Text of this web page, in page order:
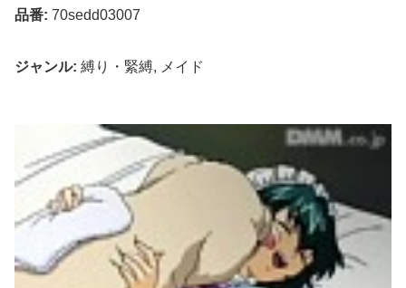
品番: 70sedd03007
ジャンル: 縛り・緊縛, メイド